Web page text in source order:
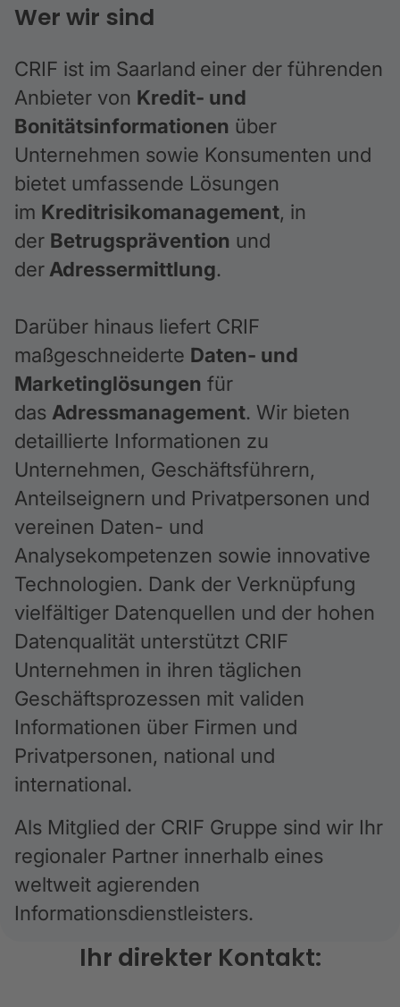
Wer wir sind
CRIF ist im Saarland einer der führenden
Anbieter von Kredit- und
Bonitätsinformationen über
Unternehmen sowie Konsumenten und
bietet umfassende Lösungen
im Kreditrisikomanagement, in
der Betrugsprävention und
der Adressermittlung.
Darüber hinaus liefert CRIF
maßgeschneiderte Daten- und
Marketinglösungen für
das Adressmanagement. Wir bieten
detaillierte Informationen zu
Unternehmen, Geschäftsführern,
Anteilseignern und Privatpersonen und
vereinen Daten- und
Analysekompetenzen sowie innovative
Technologien. Dank der Verknüpfung
vielfältiger Datenquellen und der hohen
Datenqualität unterstützt CRIF
Unternehmen in ihren täglichen
Geschäftsprozessen mit validen
Informationen über Firmen und
Privatpersonen, national und
international.
Als Mitglied der CRIF Gruppe sind wir Ihr
regionaler Partner innerhalb eines
weltweit agierenden
Informationsdienstleisters.
Ihr direkter Kontakt: